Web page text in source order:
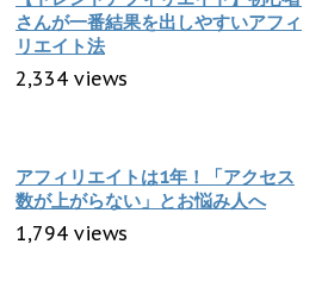
さんが一番結果を出しやすいアフィ
リエイト法
2,334 views
アフィリエイトは1年！「アクセス
数が上がらない」とお悩み人へ
1,794 views